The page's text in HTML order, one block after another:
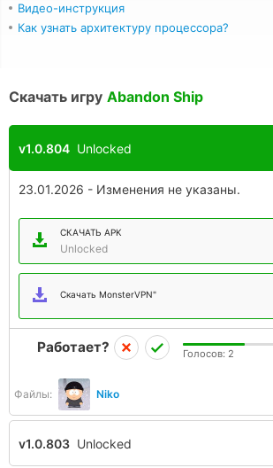
Видео-инструкция
Как узнать архитектуру процессора?
Скачать игру Abandon Ship
v1.0.804 Unlocked
23.01.2026 - Изменения не указаны.
СКАЧАТЬ APK
Unlocked
Скачать MonsterVPN"
Файлы: Niko
Работает? Голосов: 2
v1.0.803 Unlocked